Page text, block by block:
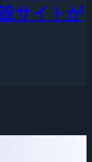
サイトが